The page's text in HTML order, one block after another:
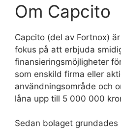
Om Capcito
Capcito (del av Fortnox)
fokus på att erbjuda
finansieringsmöjligheter
som enskild firma eller
användningsområde och
låna upp till 5 000 000
Sedan bolaget grundades